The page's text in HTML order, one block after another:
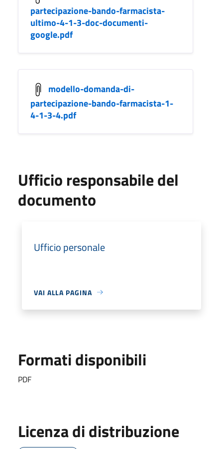
partecipazione-bando-farmacista-
ultimo-4-1-3-doc-documenti-
google.pdf
modello-domanda-di-
partecipazione-bando-farmacista-1-
4-1-3-4.pdf
Ufficio responsabile del
documento
Ufficio personale
VAI ALLA PAGINA
Formati disponibili
PDF
Licenza di distribuzione